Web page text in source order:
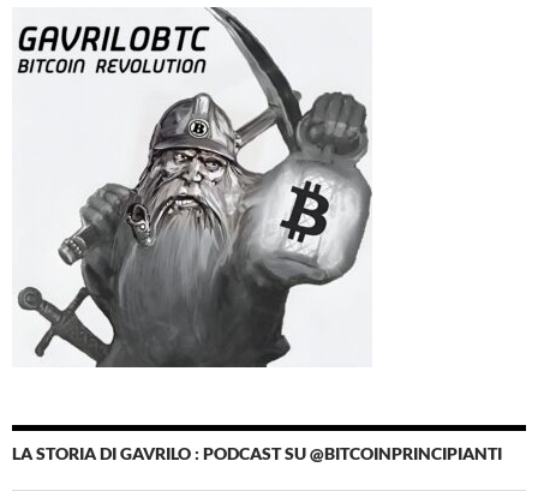
LA STORIA DI GAVRILO : PODCAST SU @BITCOINPRINCIPIANTI